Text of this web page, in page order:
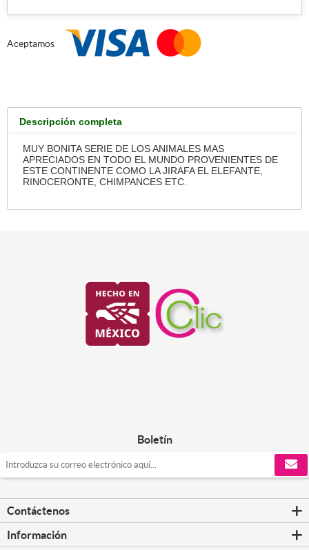
Aceptamos
Descripción completa
MUY BONITA SERIE DE LOS ANIMALES MAS
APRECIADOS EN TODO EL MUNDO PROVENIENTES DE
ESTE CONTINENTE COMO LA JIRAFA EL ELEFANTE,
RINOCERONTE, CHIMPANCES ETC.
Boletín
Contáctenos
Información